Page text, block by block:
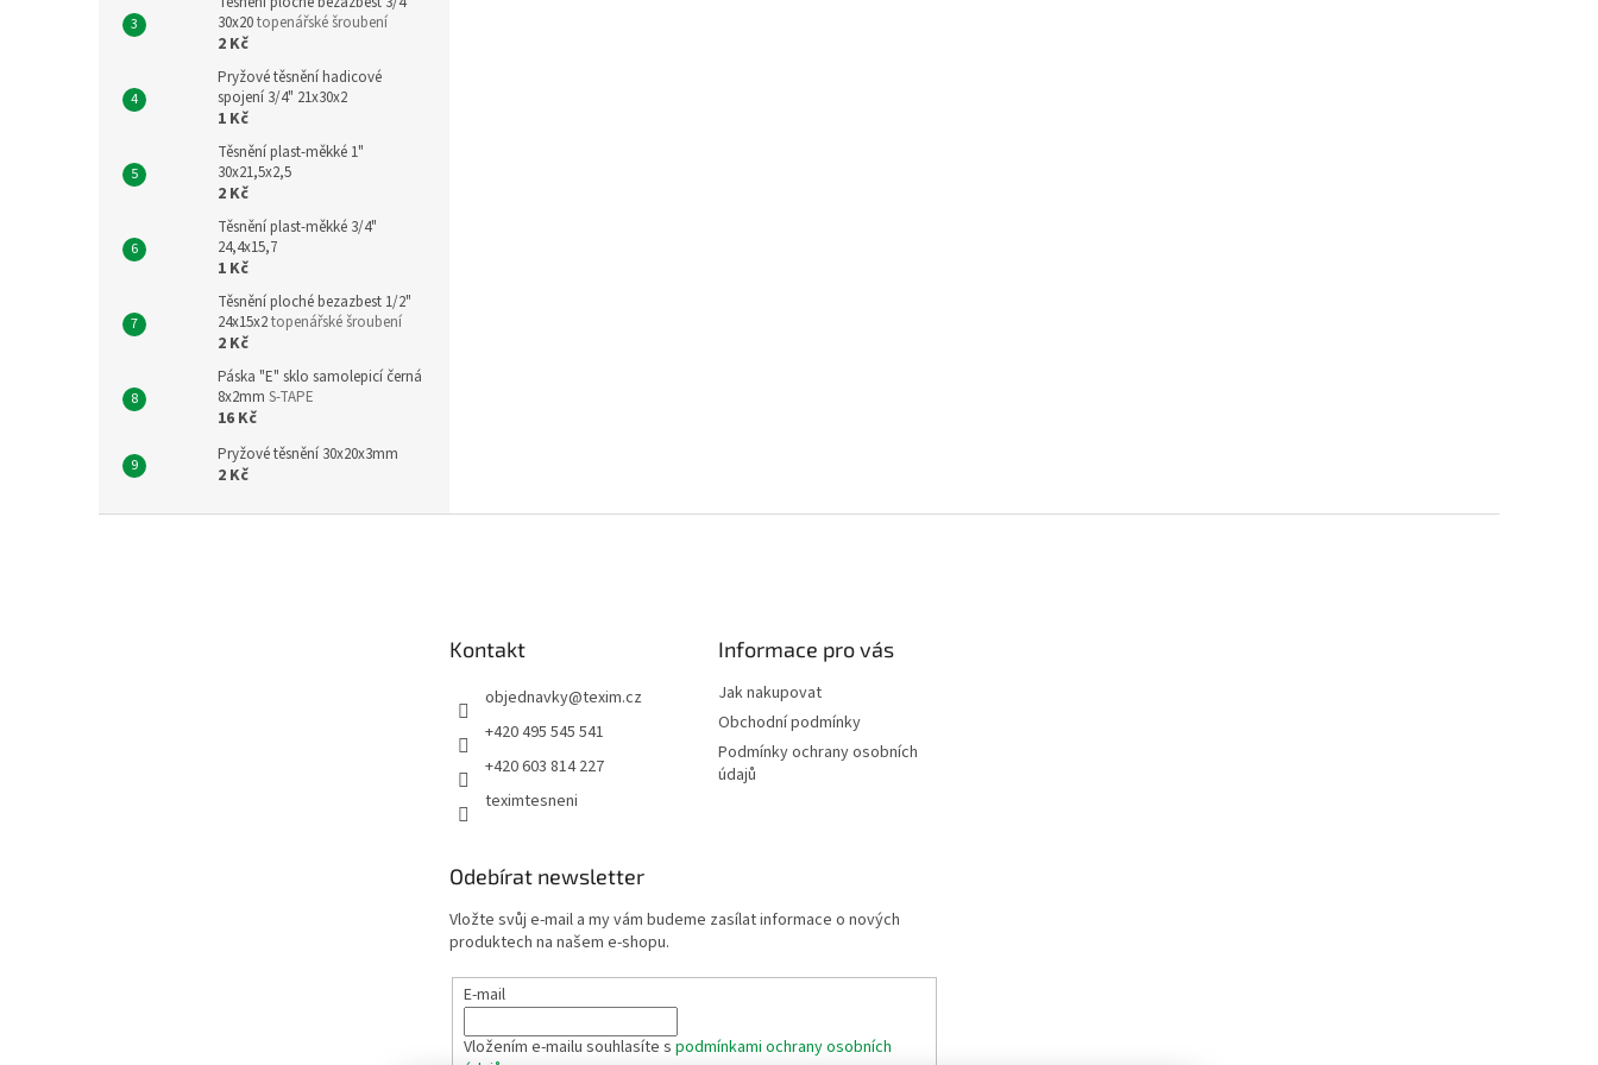
30x20topenářské šroubení
2 Kč
Pryžové těsnění hadicové
spojení 3/4" 21x30x2
1 Kč
Těsnění plast-měkké 1"
30x21,5x2,5
2 Kč
Těsnění plast-měkké 3/4"
24,4x15,7
1 Kč
Těsnění ploché bezazbest 1/2"
24x15x2topenářské šroubení
2 Kč
Páska "E" sklo samolepicí černá
8x2mm S-TAPE
16 Kč
Pryžové těsnění 30x20x3mm
2 Kč
Kontakt
objednavky@texim.cz
+420 495 545 541
+420 603 814 227
teximtesneni
Informace pro vás
Jak nakupovat
Obchodní podmínky
Podmínky ochrany osobních
údajů
Odebírat newsletter
Vložte svůj e-mail a my vám budeme zasílat informace o nových
produktech na našem e-shopu.
E-mail
Vložením e-mailu souhlasíte s podmínkami ochrany osobních